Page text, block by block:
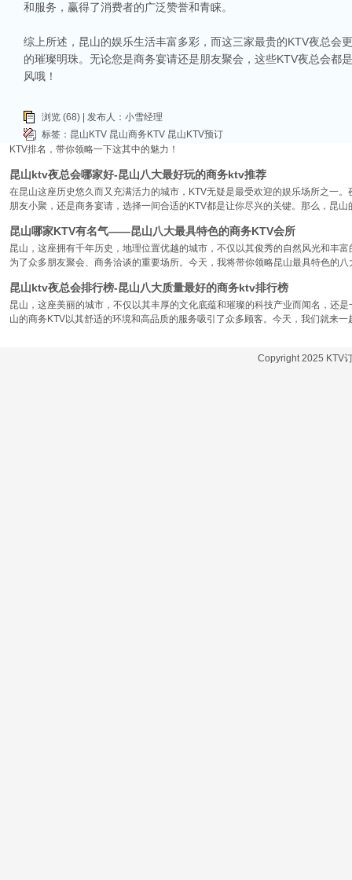
昆山天外天KTV以其优雅的环境和周到的服务著称。这里不仅拥有现代的音响设
昆山ktv哪个比较好-昆山八大比较好的ktv娱乐会所推荐
昆山，一座充满活力与魅力的城市，以其丰富的美食、独特的文化和而闻名。如
让我们一起来看看，昆山有哪些比较好的KTV娱乐会所，给你带来无与伦比的唱歌
昆山位于江苏省苏州市，是一个经济蓬勃发展的城市，不仅在商业、旅游等方
律。和其他城市一样，昆山的KTV也有高低之分，而高端KTV以其绝佳的环境、
KTV排名，带你领略一下这其中的魅力！
昆山ktv夜总会哪家好-昆山八大最好玩的商务ktv推荐
在昆山这座历史悠久而又充满活力的城市，KTV无疑是最受欢迎的娱乐场所之一
朋友小聚，还是商务宴请，选择一间合适的KTV都是让你尽兴的关键。那么，昆
昆山哪家KTV有名气——昆山八大最具特色的商务KTV会所
昆山，这座拥有千年历史，地理位置优越的城市，不仅以其俊秀的自然风光和丰
为了众多朋友聚会、商务洽谈的重要场所。今天，我将带你领略昆山最具特色的
昆山ktv夜总会排行榜-昆山八大质量最好的商务ktv排行榜
昆山，这座美丽的城市，不仅以其丰厚的文化底蕴和璀璨的科技产业而闻名，还
山的商务KTV以其舒适的环境和高品质的服务吸引了众多顾客。今天，我们就来
和服务，赢得了消费者的广泛赞誉和青睐。
综上所述，昆山的娱乐生活丰富多彩，而这三家最贵的KTV夜总会
的璀璨明珠。无论您是商务宴请还是朋友聚会，这些KTV夜总会
风哦！
浏览 (68) | 发布人：小雪经理
标签： 昆山KTV 昆山商务KTV 昆山KTV预订
Copyright 2025 KTV